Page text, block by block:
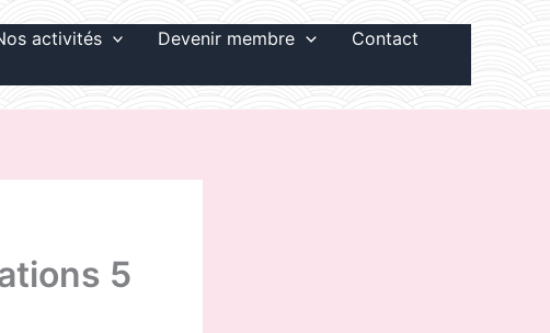
activités Devenir membre Contact
5